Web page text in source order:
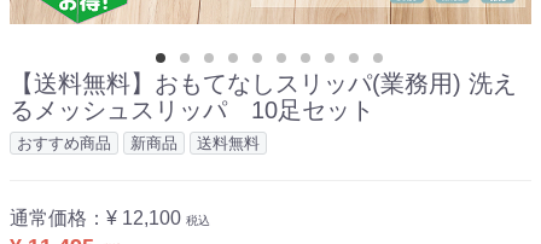
【送料無料】おもてなしスリッパ(業務用) 洗え
るメッシュスリッパ 10足セット
おすすめ商品 新商品 送料無料
通常価格： ¥ 12,100 税込